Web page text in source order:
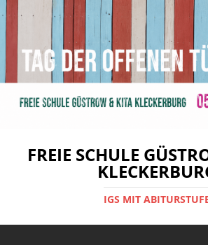
FREIE SCHULE
IGS MIT